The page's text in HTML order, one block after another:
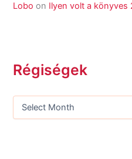
Lobo on Ilyen volt a könyves
Régiségek